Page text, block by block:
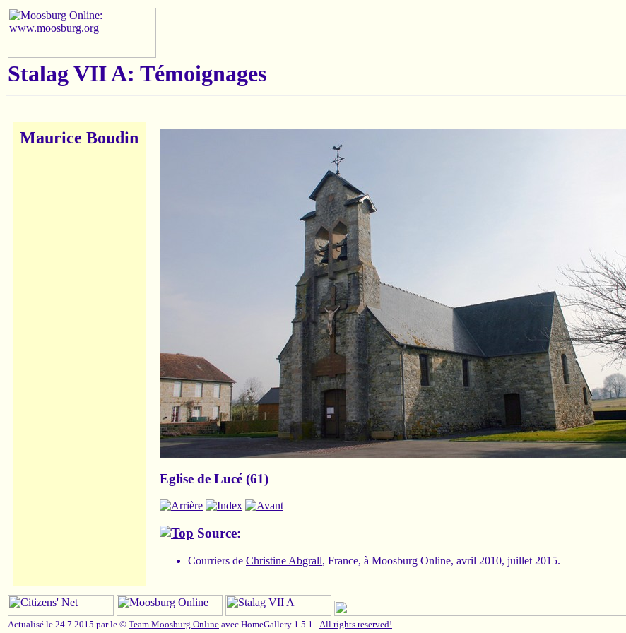
Stalag VII A: Témoignages
Maurice Boudin
Eglise de Lucé (61)
Source:
Courriers de Christine Abgrall, France, à Moosburg Online, avril 2010, juillet 2015.
Actualisé le 24.7.2015 par le © Team Moosburg Online avec HomeGallery 1.5.1 -All rights reserved!